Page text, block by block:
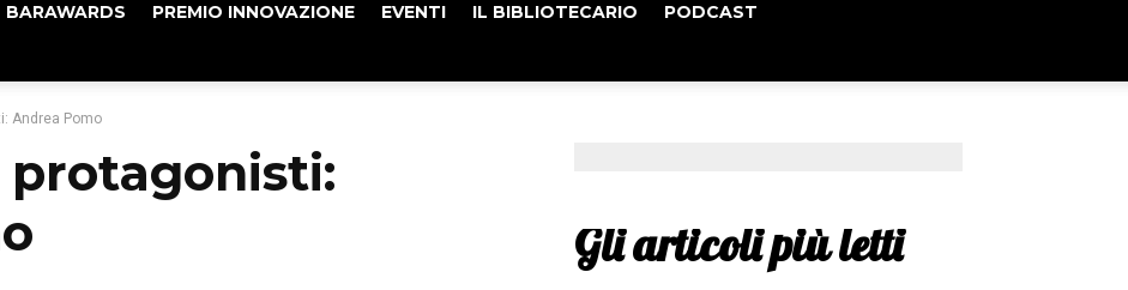
BARAWARDS PREMIO INNOVAZIONE EVENTI IL BIBLIOTECARIO PODCAST
Andrea Pomo
protagonisti:
Gli articoli più letti